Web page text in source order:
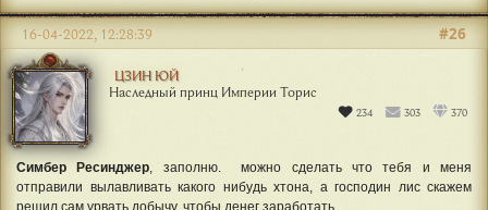
ЦЗИН ЮЙ
Наследный принц Империи Торис
234 303 370
#26
16-04-2022, 12:28:39
Симбер Ресинджер, заполню. можно сделать что тебя и меня
отправили вылавливать какого нибудь хтона, а господин лис скажем
решил сам урвать добычу, чтобы денег заработать.